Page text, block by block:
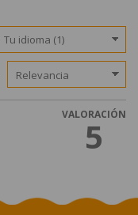
VALORACIÓN
5